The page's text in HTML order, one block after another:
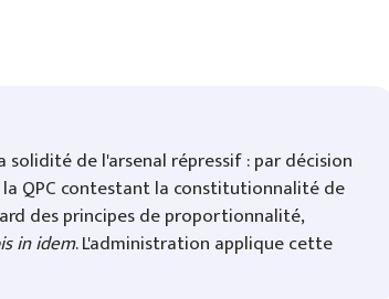
de l'arsenal répressif : par décision
QPC contestant la constitutionnalité de
des principes de proportionnalité,
in idem. L'administration applique cette